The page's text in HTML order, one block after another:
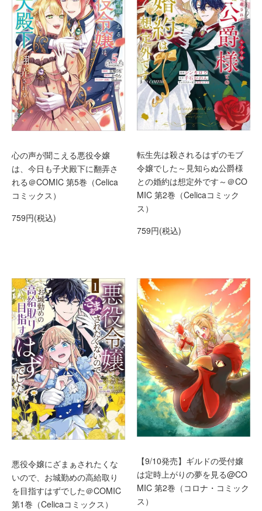
心の声が聞こえる悪役令嬢
は、今日も子犬殿下に翻弄さ
れる＠COMIC 第5巻（Celica
コミックス）
759円(税込)
転生先は殺されるはずのモブ
令嬢でした～見知らぬ公爵様
との婚約は想定外です～＠CO
MIC 第2巻（Celicaコミック
ス）
759円(税込)
悪役令嬢にざまぁされたくな
いので、お城勤めの高給取り
を目指すはずでした＠COMIC
第1巻（Celicaコミックス）
【9/10発売】ギルドの受付嬢
は定時上がりの夢を見る@CO
MIC 第2巻（コロナ・コミック
ス）